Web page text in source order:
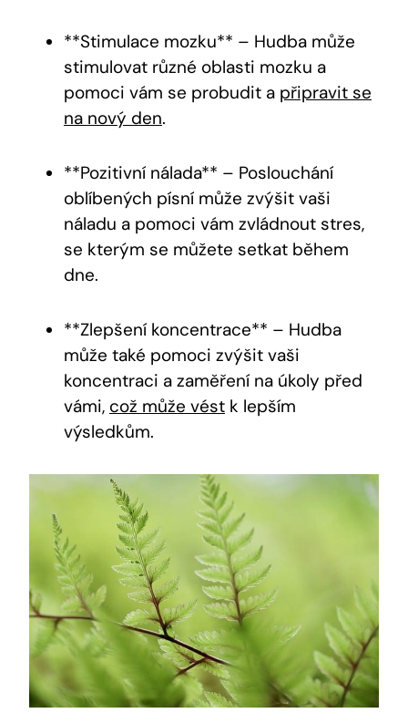
**Stimulace mozku** – Hudba může
stimulovat různé oblasti mozku a
pomoci vám se probudit a připravit se
na nový den.
**Pozitivní nálada** – Poslouchání
oblíbených písní může zvýšit vaši
náladu a pomoci vám zvládnout stres,
se kterým se můžete setkat během
dne.
**Zlepšení koncentrace** – Hudba
může také pomoci zvýšit vaši
koncentraci a zaměření na úkoly před
vámi, což může vést k lepším
výsledkům.